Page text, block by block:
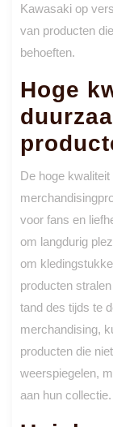
Kawasaki op
van producten
behoeften.
Hoge
De hoge
voor fans en
om langdurig
om
producten
tand des tijds te
merchandising,
producten die
weerspiegelen,
aan hun collectie.